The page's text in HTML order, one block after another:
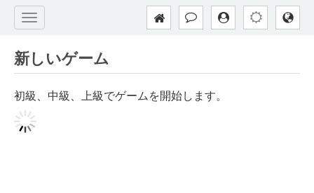
新しいゲーム
初級、中級、上級でゲームを開始します。